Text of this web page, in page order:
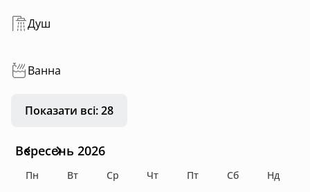
Душ
Ванна
Показати всі: 28
Вересень 2026
Пн Вт Ср Чт Пт Сб Нд